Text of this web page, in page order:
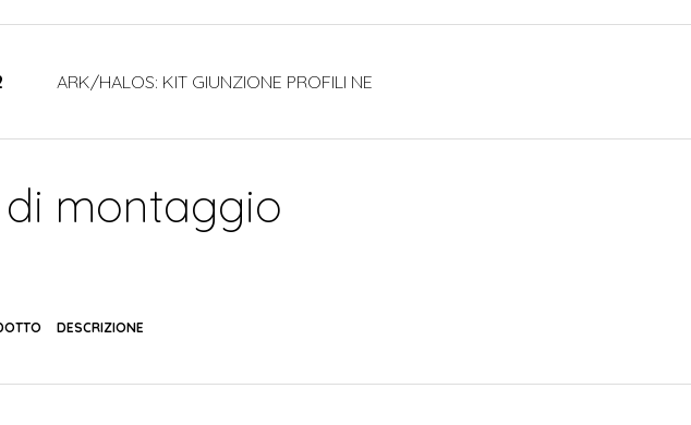
ARK/HALOS: KIT GIUNZIONE PROFILI NE
montaggio
DESCRIZIONE